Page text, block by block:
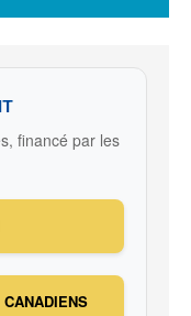
financé par les